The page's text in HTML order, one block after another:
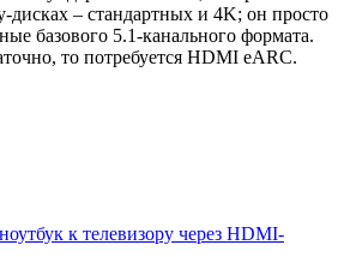
– стандартных и 4K; он просто
базового 5.1-канального формата.
то потребуется HDMI eARC.
к телевизору через HDMI-